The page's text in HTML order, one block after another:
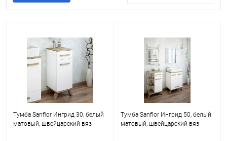
Тумба Sanflor Ингрид 30, белый
матовый, швейцарский вяз
Тумба Sanflor Ингрид 50, белый
матовый, швейцарский вяз